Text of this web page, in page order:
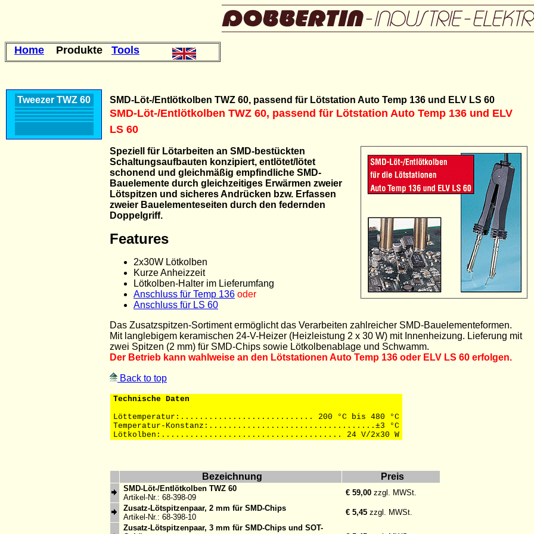
Home Produkte Tools
Tweezer TWZ 60 SMD-Löt-/Entlötkolben TWZ 60, passend für Lötstation Auto Temp 136 und ELV LS 60
SMD-Löt-/Entlötkolben TWZ 60, passend für Lötstation Auto Temp 136 und ELV
LS 60
Speziell für Lötarbeiten an SMD-bestückten
Schaltungsaufbauten konzipiert, entlötet/lötet
schonend und gleichmäßig empfindliche SMD-
Bauelemente durch gleichzeitiges Erwärmen zweier
Lötspitzen und sicheres Andrücken bzw. Erfassen
zweier Bauelementeseiten durch den federnden
Doppelgriff.
Features
2x30W Lötkolben
Kurze Anheizzeit
Lötkolben-Halter im Lieferumfang
Anschluss für Temp 136 oder
Anschluss für LS 60
Das Zusatzspitzen-Sortiment ermöglicht das Verarbeiten zahlreicher SMD-Bauelementeformen.
Mit langlebigem keramischen 24-V-Heizer (Heizleistung 2 x 30 W) mit Innenheizung. Lieferung mit
zwei Spitzen (2 mm) für SMD-Chips sowie Lötkolbenablage und Schwamm.
Der Betrieb kann wahlweise an den Lötstationen Auto Temp 136 oder ELV LS 60 erfolgen.
Back to top
Technische Daten
Löttemperatur:............................ 200 °C bis 480 °C
Temperatur-Konstanz:................................... ±3 °C
Lötkolben:...................................... 24 V/2x30 W
Bezeichnung Preis
SMD-Löt-/Entlötkolben TWZ 60
Artikel-Nr.: 68-398-09
€ 59,00 zzgl. MWSt.
Zusatz-Lötspitzenpaar, 2 mm für SMD-Chips
Artikel-Nr.: 68-398-10
€ 5,45 zzgl. MWSt.
Zusatz-Lötspitzenpaar, 3 mm für SMD-Chips und SOT-